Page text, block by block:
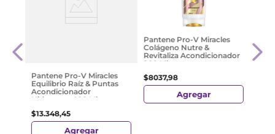
Pantene Pro-V Miracles
Equilibrio Raíz & Puntas
Acondicionador
Hidratante 400 Ml
$13.348,45
Agregar
Pantene Pro-V Miracles
Colágeno Nutre &
Revitaliza Acondicionador
200 Ml
$8037,98
Agregar